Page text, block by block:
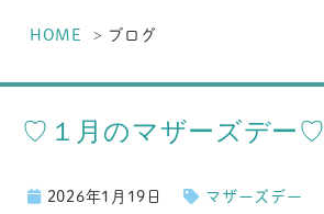
HOME ブログ
♡１月のマザーズデー♡
2026年1月19日
マザーズデー